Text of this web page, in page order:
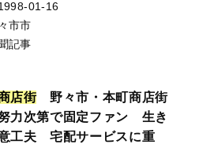
01-16
市市
記事
店街野々市・本町商店街
力次第で固定ファン 生き
工夫 宅配サービスに重